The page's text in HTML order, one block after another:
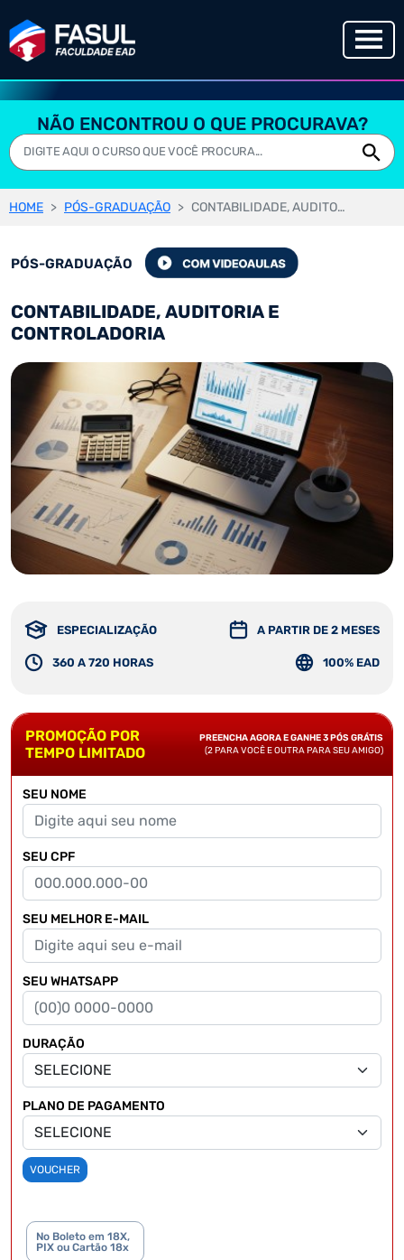
NÃO ENCONTROU O QUE PROCURAVA?
HOME PÓS-GRADUAÇÃO CONTABILIDADE, AUDITORIA E CONTROLADORIA
PÓS-GRADUAÇÃO
CONTABILIDADE, AUDITORIA E
CONTROLADORIA
ESPECIALIZAÇÃO A PARTIR DE 2 MESES
360 A 720 HORAS 100% EAD
PROMOÇÃO POR
TEMPO LIMITADO
PREENCHA AGORA E GANHE 3 PÓS GRÁTIS
(2 PARA VOCÊ E OUTRA PARA SEU AMIGO)
SEU NOME
SEU CPF
SEU MELHOR E-MAIL
SEU WHATSAPP
DURAÇÃO
PLANO DE PAGAMENTO
VOUCHER
No Boleto em 18X,
PIX ou Cartão 18x